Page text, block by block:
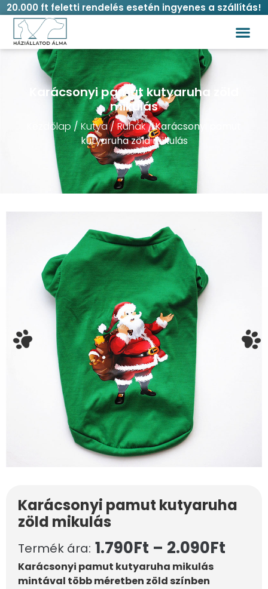
20.000 ft feletti rendelés esetén ingyenes a szállítás!
Karácsonyi pamut kutyaruha zöld
mikulás
Kezdőlap/Kutya/Ruhák/ Karácsonyi pamut
kutyaruha zöld mikulás
Karácsonyi pamut kutyaruha
zöld mikulás
Termék ára: 1.790Ft – 2.090Ft
Karácsonyi pamut kutyaruha mikulás
mintával több méretben zöld színben